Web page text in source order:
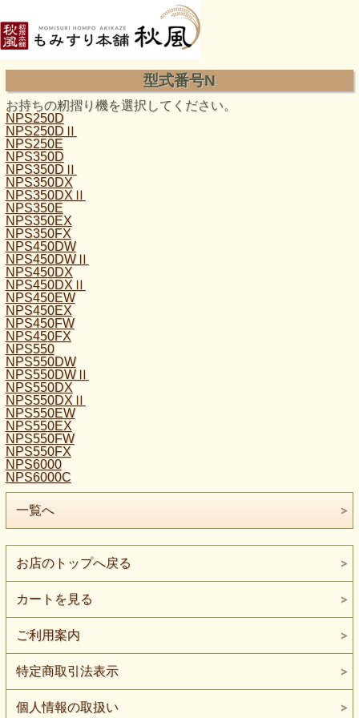
型式番号N
お持ちの籾摺り機を選択してください。
NPS250D
NPS250DⅡ
NPS250E
NPS350D
NPS350DⅡ
NPS350DX
NPS350DXⅡ
NPS350E
NPS350EX
NPS350FX
NPS450DW
NPS450DWⅡ
NPS450DX
NPS450DXⅡ
NPS450EW
NPS450EX
NPS450FW
NPS450FX
NPS550
NPS550DW
NPS550DWⅡ
NPS550DX
NPS550DXⅡ
NPS550EW
NPS550EX
NPS550FW
NPS550FX
NPS6000
NPS6000C
一覧へ
お店のトップへ戻る
カートを見る
ご利用案内
特定商取引法表示
個人情報の取扱い